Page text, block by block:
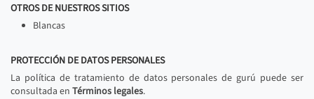
OTROS DE NUESTROS SITIOS
Blancas
PROTECCIÓN DE DATOS PERSONALES
La política de tratamiento de datos personales de gurú puede ser
consultada en Términos legales.